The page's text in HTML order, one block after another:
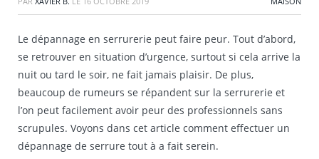
Le dépannage en serrurerie peut faire peur. Tout d’abord,
se retrouver en situation d’urgence, surtout si cela arrive la
nuit ou tard le soir, ne fait jamais plaisir. De plus,
beaucoup de rumeurs se répandent sur la serrurerie et
l’on peut facilement avoir peur des professionnels sans
scrupules. Voyons dans cet article comment effectuer un
dépannage de serrure tout à a fait serein.